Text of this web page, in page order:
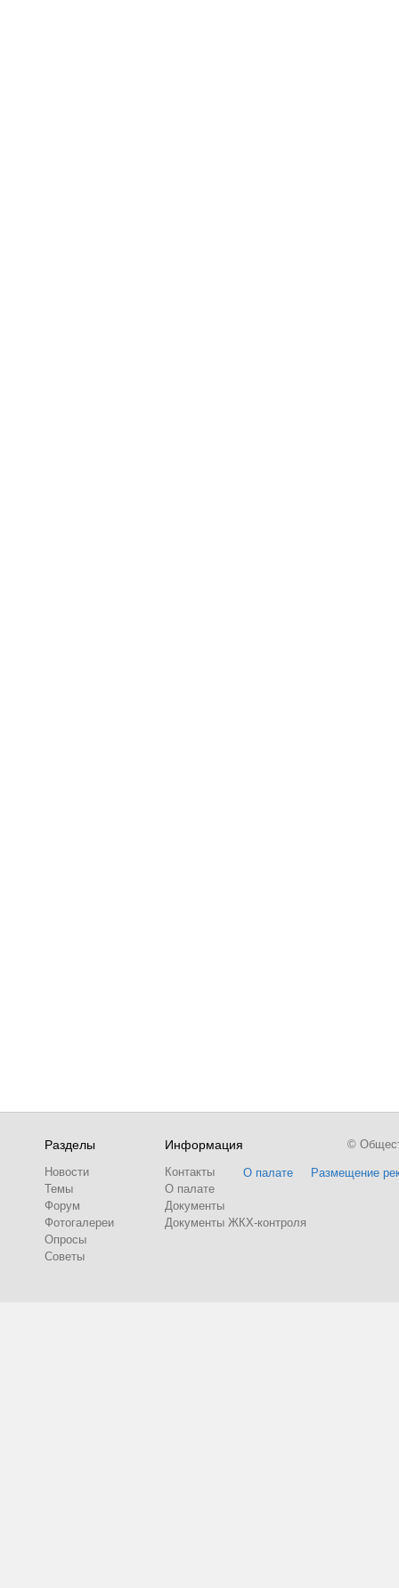
Разделы
Новости
Темы
Форум
Фотогалереи
Опросы
Советы
Информация
Контакты
О палате
Документы
Документы ЖКХ-контроля
О палате Размещение
©